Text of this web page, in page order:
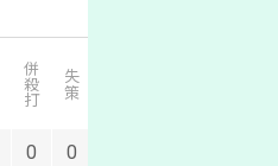
併殺打 失策
0 0